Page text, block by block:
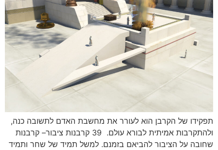
תפקידו של הקרבן הוא לעורר את מחשבת האדם לתשובה כנה,
ולהתקרבות אמיתית לבורא עולם. 39 קרבנות ציבור– קרבנות
שחובה על הציבור להביאם בזמנם. למשל תמיד של שחר ותמיד